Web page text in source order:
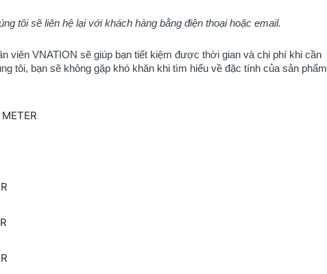
tôi sẽ liên hệ lại với khách hàng bằng điện thoại hoặc email.
viên VNATION sẽ giúp bạn tiết kiệm được thời gian và chi phí khi cần
tôi, bạn sẽ không gặp khó khăn khi tìm hiểu về đặc tính của sản phẩm